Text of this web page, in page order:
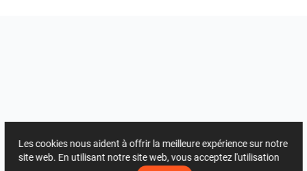
Les cookies nous aident à offrir la meilleure expérience sur notre
site web. En utilisant notre site web, vous acceptez l'utilisation